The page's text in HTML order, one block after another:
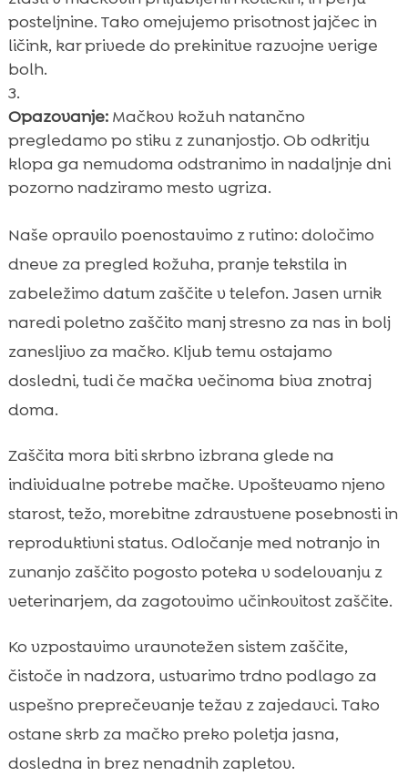
posteljnine. Tako omejujemo prisotnost jajčec in
ličink, kar privede do prekinitve razvojne verige
bolh.
Opazovanje:Mačkov kožuh natančno
pregledamo po stiku z zunanjostjo. Ob odkritju
klopa ga nemudoma odstranimo in nadaljnje dni
pozorno nadziramo mesto ugriza.
Naše opravilo poenostavimo z rutino: določimo
dneve za pregled kožuha, pranje tekstila in
zabeležimo datum zaščite v telefon. Jasen urnik
naredi poletno zaščito manj stresno za nas in bolj
zanesljivo za mačko. Kljub temu ostajamo
dosledni, tudi če mačka večinoma biva znotraj
doma.
Zaščita mora biti skrbno izbrana glede na
individualne potrebe mačke. Upoštevamo njeno
starost, težo, morebitne zdravstvene posebnosti in
reproduktivni status. Odločanje med notranjo in
zunanjo zaščito pogosto poteka v sodelovanju z
veterinarjem, da zagotovimo učinkovitost zaščite.
Ko vzpostavimo uravnotežen sistem zaščite,
čistoče in nadzora, ustvarimo trdno podlago za
uspešno preprečevanje težav z zajedavci. Tako
ostane skrb za mačko preko poletja jasna,
dosledna in brez nenadnih zapletov.